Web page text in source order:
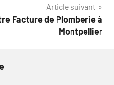
Article suivant
Facture de Plomberie à
Montpellier